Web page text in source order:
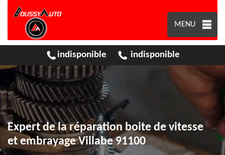
MENU
indisponible indisponible
Expert de la réparation boite de vitesse
et embrayage Villabe 91100